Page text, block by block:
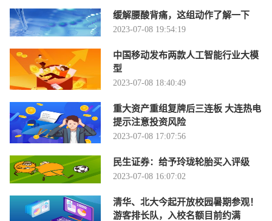
缓解腰酸背痛，这组动作了解一下
2023-07-08 19:54:19
中国移动发布两款人工智能行业大模
型
2023-07-08 18:40:49
重大资产重组复牌后三连板 大连热电
提示注意投资风险
2023-07-08 17:07:56
民生证券：给予玲珑轮胎买入评级
2023-07-08 16:07:02
清华、北大今起开放校园暑期参观！
游客排长队，入校名额目前约满